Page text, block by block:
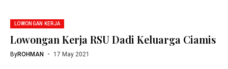
LOWONGAN KERJA
Lowongan Kerja RSU Dadi Keluarga Ciamis
ByROHMAN 17 May 2021